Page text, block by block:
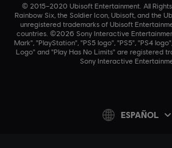
© 2015–2020 Ubisoft Entertainment. All Rights
Rainbow Six, the Soldier Icon, Ubisoft, and the
unregistered trademarks of Ubisoft
countries. ©2026 Sony Interactive
Mark", "PlayStation", "PS5 logo", "PS5", "PS4
Logo" and "Play Has No Limits" are registered
Sony Interactive
ESPAÑOL